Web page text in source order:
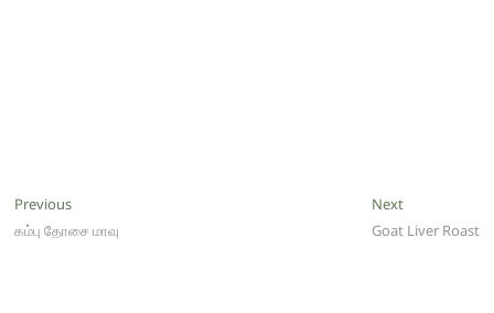
Post
navigation
PreviousPrevious
post:
கம்பு தோசை மாவு
NextNext
post:
Goat Liver Roast